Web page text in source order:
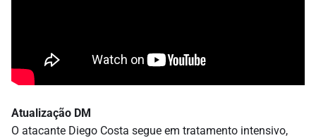
Atualização DM
O atacante Diego Costa segue em tratamento intensivo,